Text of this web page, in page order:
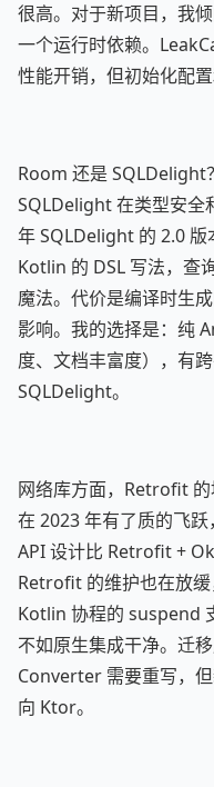
很高。对于新项目，我
一个运行时依赖。
性能开销，但初始化配
Room 还是
SQLDelight 在类型安全
年 SQLDelight 的 2.0
Kotlin 的 DSL 写法，查
魔法。代价是编译时生
影响。我的选择是：纯
度、文档丰富度），有
SQLDelight。
网络库方面，Retrofit
在 2023 年有了质的飞跃
API 设计比 Retrofit +
Retrofit 的维护也在放缓
Kotlin 协程的 suspend
不如原生集成干净。迁
Converter 需要重写，
向 Ktor。